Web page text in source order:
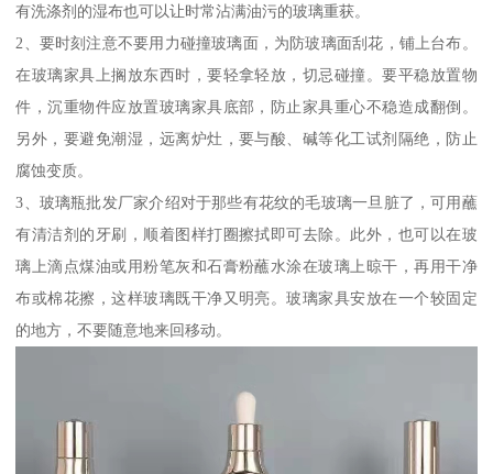
有洗涤剂的湿布也可以让时常沾满油污的玻璃重获。
2、要时刻注意不要用力碰撞玻璃面，为防玻璃面刮花，铺上台布。
在玻璃家具上搁放东西时，要轻拿轻放，切忌碰撞。要平稳放置物
件，沉重物件应放置玻璃家具底部，防止家具重心不稳造成翻倒。
另外，要避免潮湿，远离炉灶，要与酸、碱等化工试剂隔绝，防止
腐蚀变质。
3、玻璃瓶批发厂家介绍对于那些有花纹的毛玻璃一旦脏了，可用蘸
有清洁剂的牙刷，顺着图样打圈擦拭即可去除。此外，也可以在玻
璃上滴点煤油或用粉笔灰和石膏粉蘸水涂在玻璃上晾干，再用干净
布或棉花擦，这样玻璃既干净又明亮。玻璃家具安放在一个较固定
的地方，不要随意地来回移动。